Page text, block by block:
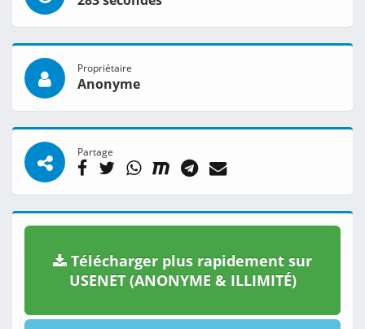
Propriétaire
Anonyme
Partage
Télécharger plus rapidement sur
USENET (ANONYME & ILLIMITÉ)